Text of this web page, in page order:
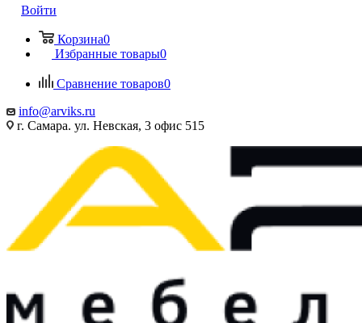
Войти
Корзина0
Избранные товары0
Сравнение товаров0
info@arviks.ru
г. Самара. ул. Невская, 3 офис 515